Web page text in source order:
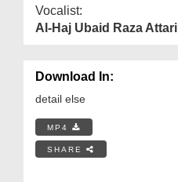
Vocalist:
Al-Haj Ubaid Raza Attari
Download In:
detail else
MP4
SHARE